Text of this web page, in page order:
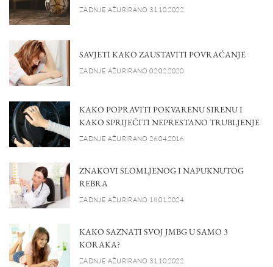
ZADNJE AŽURIRANO 31.10.2022.
SAVJETI KAKO ZAUSTAVITI POVRAĆANJE
ZADNJE AŽURIRANO 02.02.2020.
KAKO POPRAVITI POKVARENU SIRENU I
KAKO SPRIJEČITI NEPRESTANO TRUBLJENJE
ZADNJE AŽURIRANO 26.04.2016.
ZNAKOVI SLOMLJENOG I NAPUKNUTOG
REBRA
ZADNJE AŽURIRANO 18.01.2024.
KAKO SAZNATI SVOJ JMBG U SAMO 3
KORAKA?
ZADNJE AŽURIRANO 31.10.2022.